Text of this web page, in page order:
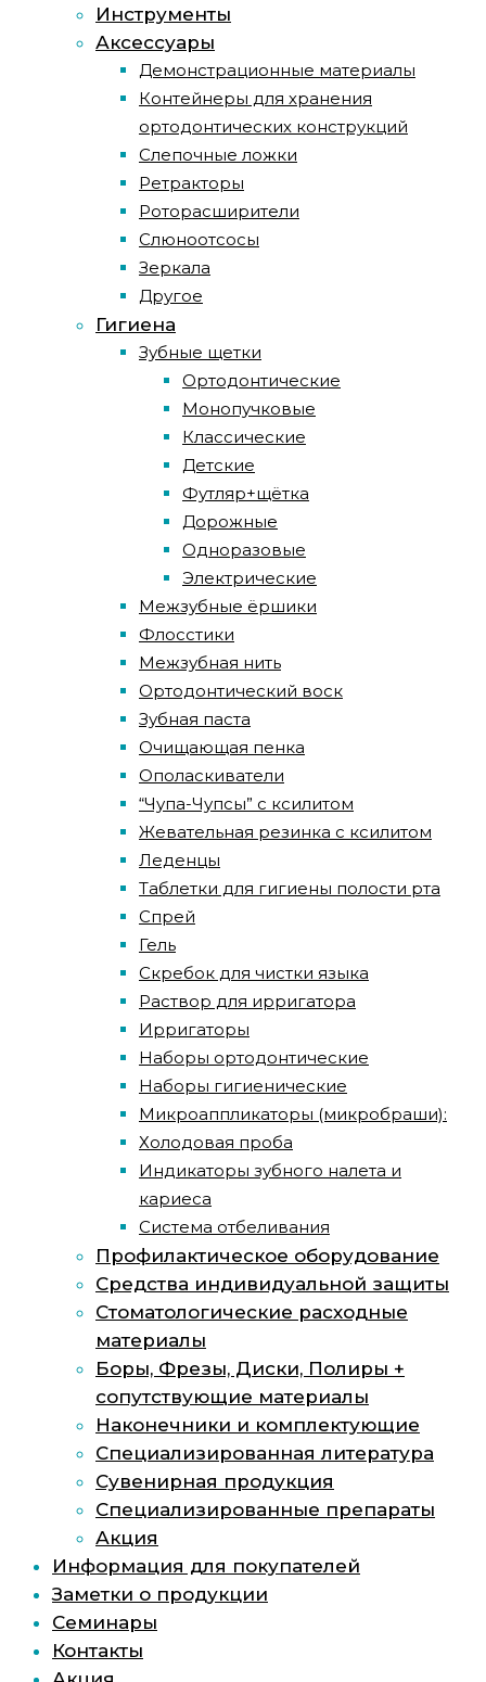
Инструменты
Аксессуары
Демонстрационные материалы
Контейнеры для хранения
ортодонтических конструкций
Слепочные ложки
Ретракторы
Роторасширители
Слюноотсосы
Зеркала
Другое
Гигиена
Зубные щетки
Ортодонтические
Монопучковые
Классические
Детские
Футляр+щётка
Дорожные
Одноразовые
Электрические
Межзубные ёршики
Флосстики
Межзубная нить
Ортодонтический воск
Зубная паста
Очищающая пенка
Ополаскиватели
“Чупа-Чупсы” с ксилитом
Жевательная резинка с ксилитом
Леденцы
Таблетки для гигиены полости рта
Спрей
Гель
Скребок для чистки языка
Раствор для ирригатора
Ирригаторы
Наборы ортодонтические
Наборы гигиенические
Микроаппликаторы (микробраши):
Холодовая проба
Индикаторы зубного налета и
кариеса
Система отбеливания
Профилактическое оборудование
Средства индивидуальной защиты
Стоматологические расходные
материалы
Боры, Фрезы, Диски, Полиры +
сопутствующие материалы
Наконечники и комплектующие
Специализированная литература
Сувенирная продукция
Специализированные препараты
Акция
Информация для покупателей
Заметки о продукции
Семинары
Контакты